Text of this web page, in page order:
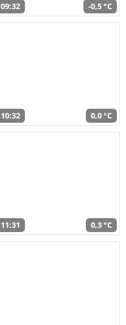
09:32 -0,5 °C
10:32 0,0 °C
11:31 0,3 °C